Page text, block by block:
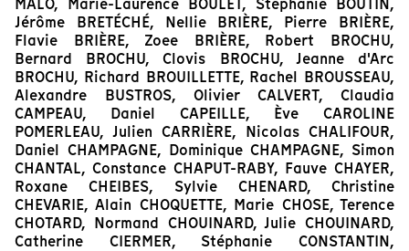
Jérôme BRETÉCHÉ, Nellie BRIÈRE, Pierre BRIÈRE,
Flavie BRIÈRE, Zoee BRIÈRE, Robert BROCHU,
Bernard BROCHU, Clovis BROCHU, Jeanne d'Arc
BROCHU, Richard BROUILLETTE, Rachel BROUSSEAU,
Alexandre BUSTROS, Olivier CALVERT, Claudia
CAMPEAU, Daniel CAPEILLE, Ève CAROLINE
POMERLEAU, Julien CARRIÈRE, Nicolas CHALIFOUR,
Daniel CHAMPAGNE, Dominique CHAMPAGNE, Simon
CHANTAL, Constance CHAPUT-RABY, Fauve CHAYER,
Roxane CHEIBES, Sylvie CHENARD, Christine
CHEVARIE, Alain CHOQUETTE, Marie CHOSE, Terence
CHOTARD, Normand CHOUINARD, Julie CHOUINARD,
Catherine CIERMER, Stéphanie CONSTANTIN,